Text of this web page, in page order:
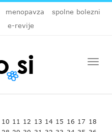
menopavza
spolne bolezni
e-revije
10 11 12 13 14 15 16 17 18